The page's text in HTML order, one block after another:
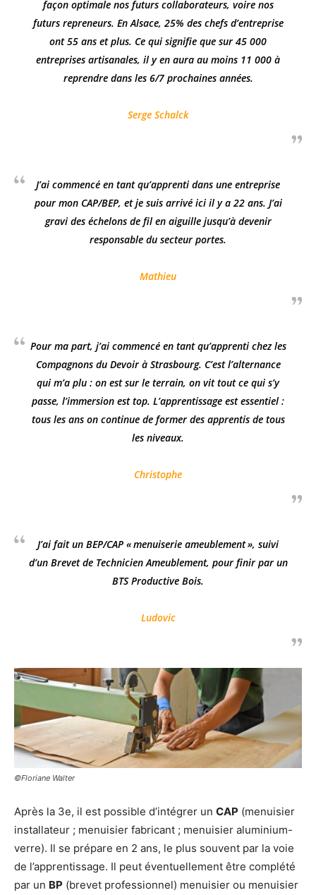
façon optimale nos futurs collaborateurs, voire nos
futurs repreneurs. En Alsace, 25% des chefs d’entreprise
ont 55 ans et plus. Ce qui signifie que sur 45 000
entreprises artisanales, il y en aura au moins 11 000 à
reprendre dans les 6/7 prochaines années.
Serge Schalck
J’ai commencé en tant qu’apprenti dans une entreprise
pour mon CAP/BEP, et je suis arrivé ici il y a 22 ans. J’ai
gravi des échelons de fil en aiguille jusqu’à devenir
responsable du secteur portes.
Mathieu
Pour ma part, j’ai commencé en tant qu’apprenti chez les
Compagnons du Devoir à Strasbourg. C’est l’alternance
qui m’a plu : on est sur le terrain, on vit tout ce qui s’y
passe, l’immersion est top. L’apprentissage est essentiel :
tous les ans on continue de former des apprentis de tous
les niveaux.
Christophe
J’ai fait un BEP/CAP « menuiserie ameublement », suivi
d’un Brevet de Technicien Ameublement, pour finir par un
BTS Productive Bois.
Ludovic
©Floriane Walter
Après la 3e, il est possible d’intégrer un CAP (menuisier
installateur ; menuisier fabricant ; menuisier aluminium-
verre). Il se prépare en 2 ans, le plus souvent par la voie
de l’apprentissage. Il peut éventuellement être complété
par un BP (brevet professionnel) menuisier ou menuisier